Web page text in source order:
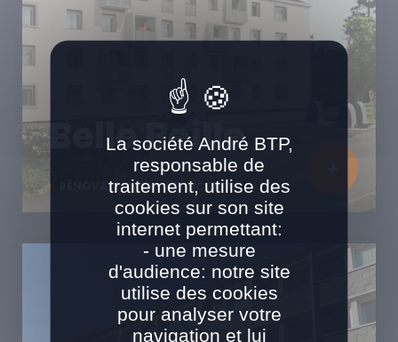
RÉNOVATION EN SITE OCCUPÉ
Belle Beille
La société André BTP,
responsable de
traitement, utilise des
cookies sur son site
internet permettant:
- une mesure
d'audience: notre site
utilise des cookies
pour analyser votre
navigation et lui